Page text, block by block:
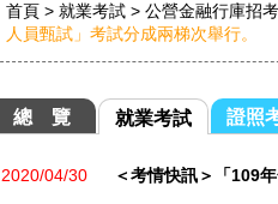
首頁 > 就業考試 > 公營金融行庫招考
人員甄試」考試分成兩梯次舉行。
總 覽 就業考試 證照
2020/04/30 ＜考情快訊＞「109